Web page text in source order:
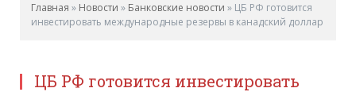
Главная » Новости » Банковские новости » ЦБ РФ готовится
инвестировать международные резервы в канадский доллар
ЦБ РФ готовится инвестировать